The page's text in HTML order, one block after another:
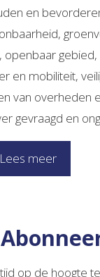
en
openbaar
en mobiliteit,
van overheden
gevraagd en
Lees meer
op de hoogte